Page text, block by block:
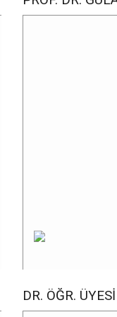
DR. ÖĞR.